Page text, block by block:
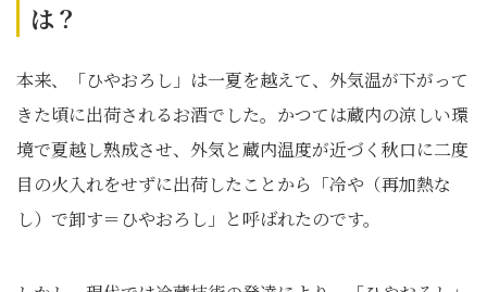
は？
本来、「ひやおろし」は一夏を越えて、外気温が下がって
きた頃に出荷されるお酒でした。かつては蔵内の涼しい環
境で夏越し熟成させ、外気と蔵内温度が近づく秋口に二度
目の火入れをせずに出荷したことから「冷や（再加熱な
し）で卸す＝ひやおろし」と呼ばれたのです。